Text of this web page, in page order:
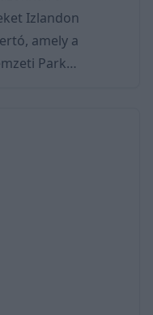
Izlandon
amely a
Park